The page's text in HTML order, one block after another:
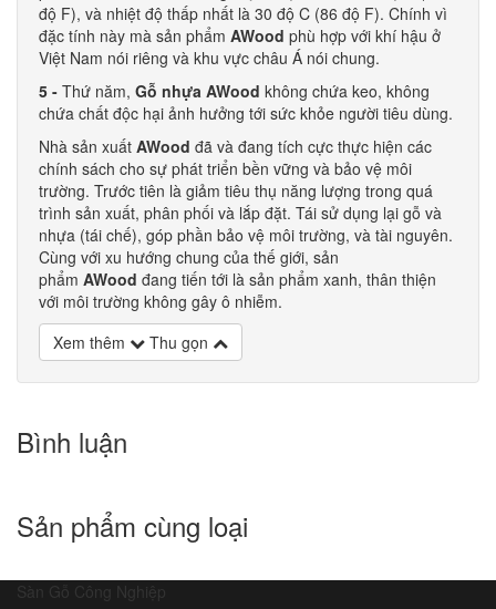
độ F), và nhiệt độ thấp nhất là 30 độ C (86 độ F). Chính vì
đặc tính này mà sản phẩm AWood phù hợp với khí hậu ở
Việt Nam nói riêng và khu vực châu Á nói chung.
5 - Thứ năm, Gỗ nhựa AWood không chứa keo, không
chứa chất độc hại ảnh hưởng tới sức khỏe người tiêu dùng.
Nhà sản xuất AWood đã và đang tích cực thực hiện các
chính sách cho sự phát triển bền vững và bảo vệ môi
trường. Trước tiên là giảm tiêu thụ năng lượng trong quá
trình sản xuất, phân phối và lắp đặt. Tái sử dụng lại gỗ và
nhựa (tái chế), góp phần bảo vệ môi trường, và tài nguyên.
Cùng với xu hướng chung của thế giới, sản
phẩm AWood đang tiến tới là sản phẩm xanh, thân thiện
với môi trường không gây ô nhiễm.
Xem thêm
Thu gọn
Bình luận
Sản phẩm cùng loại
Sàn Gỗ Công Nghiệp